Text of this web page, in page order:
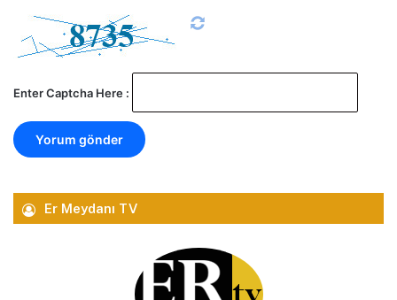
Enter Captcha Here :
Er Meydanı TV